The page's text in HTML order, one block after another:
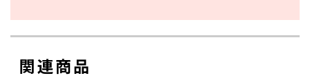
関連商品